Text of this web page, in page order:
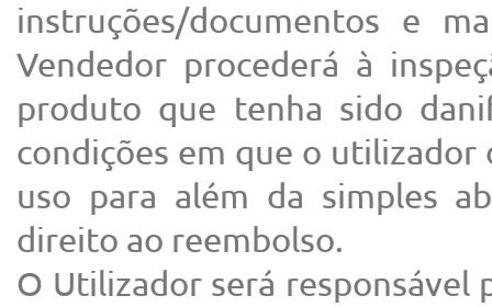
instruções/documentos e
Vendedor procederá à
produto que tenha sido
condições em que o utilizador
uso para além da simples
direito ao reembolso.
O Utilizador será responsável